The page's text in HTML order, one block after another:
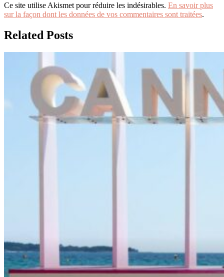
Ce site utilise Akismet pour réduire les indésirables. En savoir plus
sur la façon dont les données de vos commentaires sont traitées.
Related Posts